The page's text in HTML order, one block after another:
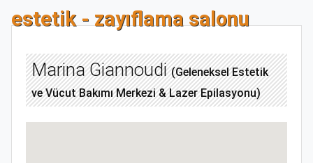
estetik - zayıflama salonu
Marina Giannoudi(Geleneksel Estetik
ve Vücut Bakımı Merkezi & Lazer Epilasyonu)